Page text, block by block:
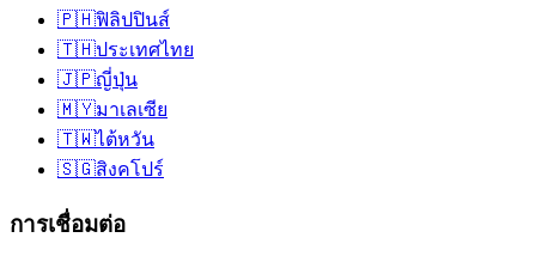
🇵🇭ฟิลิปปินส์
🇹🇭ประเทศไทย
🇯🇵ญี่ปุ่น
🇲🇾มาเลเซีย
🇹🇼ไต้หวัน
🇸🇬สิงคโปร์
การเชื่อมต่อ